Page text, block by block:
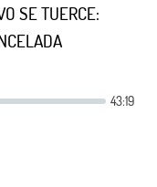
SE TUERCE: